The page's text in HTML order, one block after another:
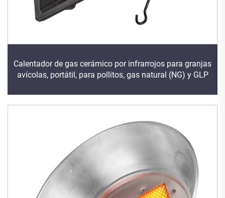
Calentador de gas cerámico por infrarrojos para granjas
avícolas, portátil, para pollitos, gas natural (NG) y GLP